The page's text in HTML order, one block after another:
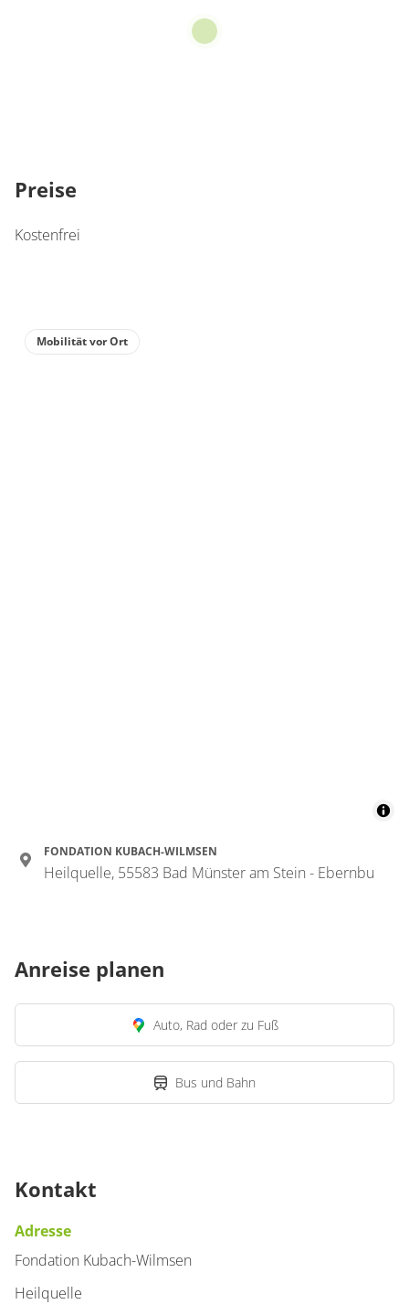
Preise
Kostenfrei
Mobilität vor Ort
FONDATION KUBACH-WILMSEN
Heilquelle, 55583 Bad Münster am Stein - Ebernbu
Anreise planen
Auto, Rad oder zu Fuß
Bus und Bahn
Kontakt
Adresse
Fondation Kubach-Wilmsen
Heilquelle